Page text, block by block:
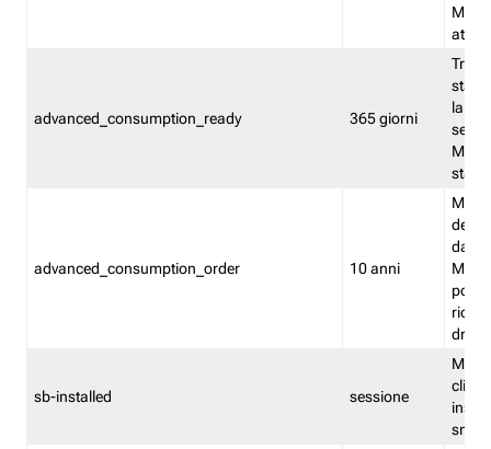
advanced_consumption_ready 365 giorni
stata
la
stato
advanced_consumption_order 10 anni
delle
sb-installed sessione